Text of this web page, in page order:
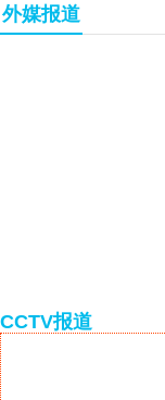
外媒报道
CCTV报道